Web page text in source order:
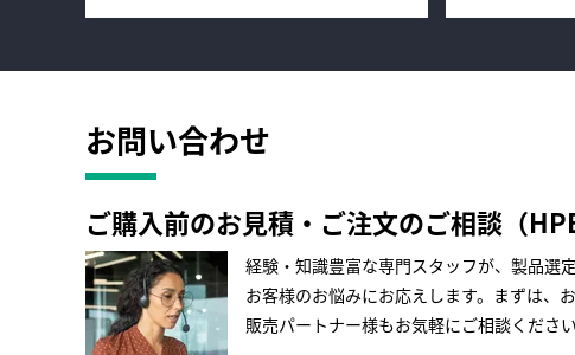
お問い合わせ
ご購入前のお見積・ご注文のご相談（
経験・知識豊富な専門スタッフが、製品選
お客様のお悩みにお応えします。まずは、
販売パートナー様もお気軽にご相談ください